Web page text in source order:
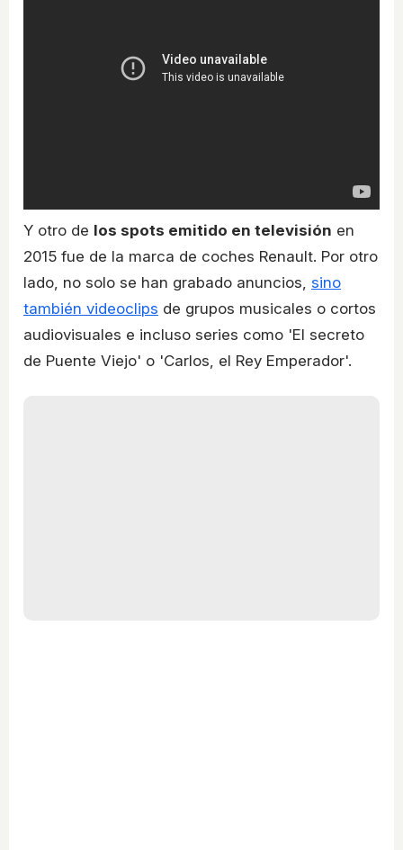
Y otro de los spots emitido en televisión en
2015 fue de la marca de coches Renault. Por otro
lado, no solo se han grabado anuncios, sino
también videoclips de grupos musicales o cortos
audiovisuales e incluso series como 'El secreto
de Puente Viejo' o 'Carlos, el Rey Emperador'.